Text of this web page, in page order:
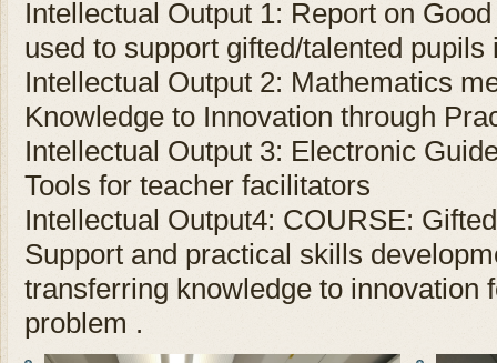
Intellectual Output 1: Report on
used to support gifted/talented pupils
Intellectual Output 2: Mathematics
Knowledge to Innovation through
Intellectual Output 3: Electronic
Tools for teacher facilitators
Intellectual Output4: COURSE:
Support and practical skills
transferring knowledge to innovation
problem .